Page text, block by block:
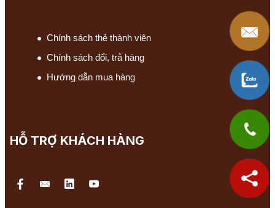
Chính sách thẻ thành viên
Chính sách đổi, trả hàng
Hướng dẫn mua hàng
HỖ TRỢ KHÁCH HÀNG